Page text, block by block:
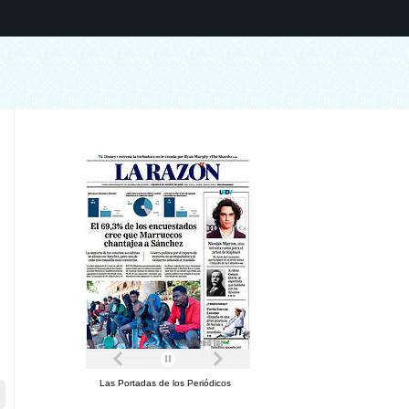
Las Portadas de los Periódicos